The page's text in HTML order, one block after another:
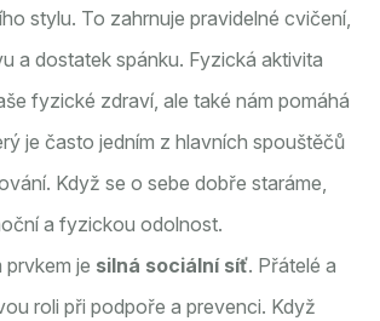
stylu. To zahrnuje pravidelné cvičení,
a dostatek spánku. Fyzická aktivita
fyzické zdraví, ale také nám pomáhá
je často jedním z hlavních spouštěčů
Když se o sebe dobře staráme,
a fyzickou odolnost.
prvkem je silná sociální síť. Přátelé a
roli při podpoře a prevenci. Když